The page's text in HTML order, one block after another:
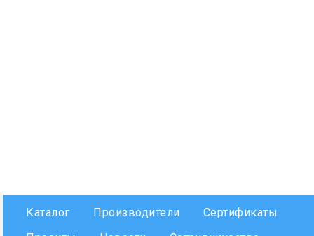
Каталог Производители
Сертификаты